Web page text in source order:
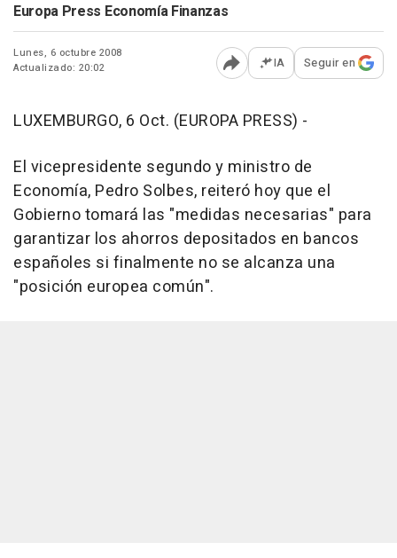
Europa Press Economía Finanzas
Lunes, 6 octubre 2008
Actualizado: 20:02
Abrir opciones para
IA Seguir en
LUXEMBURGO, 6 Oct. (EUROPA PRESS) -
El vicepresidente segundo y ministro de
Economía, Pedro Solbes, reiteró hoy que el
Gobierno tomará las "medidas necesarias" para
garantizar los ahorros depositados en bancos
españoles si finalmente no se alcanza una
"posición europea común".